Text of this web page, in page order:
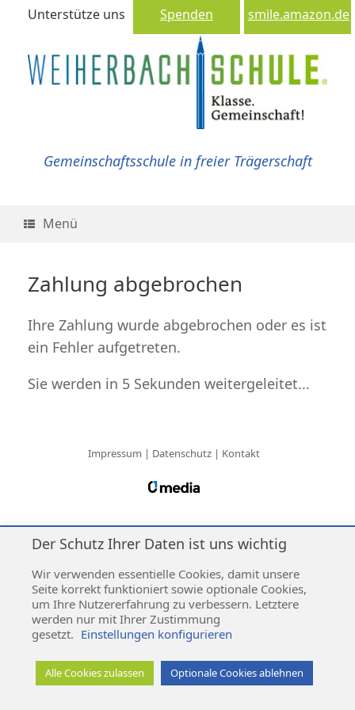
smile.amazon.de
Spenden
Unterstütze uns
Gemeinschaftsschule in freier Trägerschaft
Menü
Zahlung abgebrochen
Ihre Zahlung wurde abgebrochen oder es ist
ein Fehler aufgetreten.
Sie werden in 5 Sekunden weitergeleitet...
Impressum | Datenschutz| Kontakt
Weiherbachschule Mühlingen © 2026
Der Schutz Ihrer Daten ist uns wichtig
Wir verwenden essentielle Cookies, damit unsere
Seite korrekt funktioniert sowie optionale Cookies,
um Ihre Nutzererfahrung zu verbessern. Letztere
werden nur mit Ihrer Zustimmung
gesetzt. Einstellungen konfigurieren
Alle Cookies zulassen Optionale Cookies ablehnen